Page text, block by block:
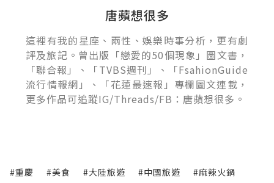
唐蘋想很多
這裡有我的星座、兩性、娛樂時事分析，更有劇
評及旅記。曾出版「戀愛的50個現象」圖文書，
「聯合報」、「TVBS週刊」、「FsahionGuide
流行情報網」、「花蓮最速報」專欄圖文連載，
更多作品可追蹤IG/Threads/FB：唐蘋想很多。
#重慶 #美食 #大陸旅遊 #中國旅遊 #麻辣火鍋